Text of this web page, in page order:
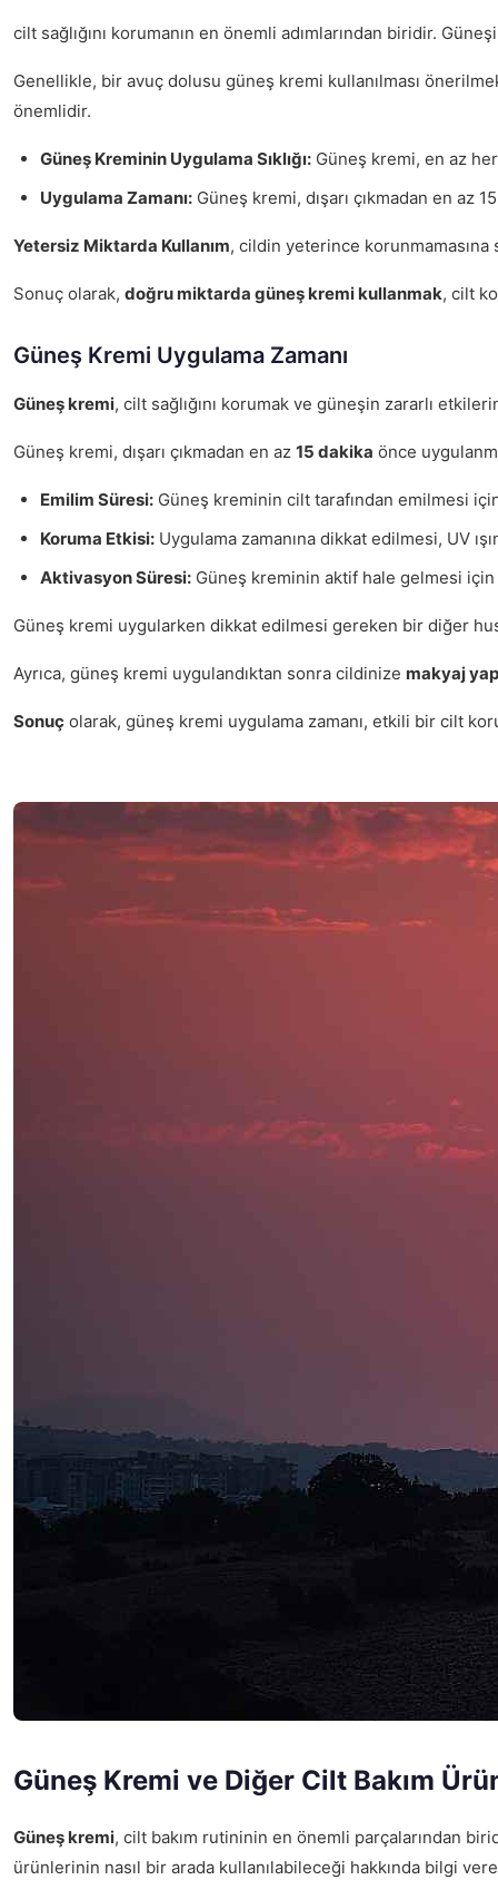
cilt sağlığını korumanın en önemli adımlarından biridir.
Genellikle, bir avuç dolusu güneş kremi kullanılması
önemlidir.
Güneş Kreminin Uygulama Sıklığı: Güneş kremi, en az
Uygulama Zamanı: Güneş kremi, dışarı çıkmadan en az
Yetersiz Miktarda Kullanım, cildin yeterince korunmamasına
Sonuç olarak, doğru miktarda güneş kremi kullanmak, cilt
Güneş Kremi Uygulama Zamanı
Güneş kremi, cilt sağlığını korumak ve güneşin zararlı
Güneş kremi, dışarı çıkmadan en az 15 dakika önce
Emilim Süresi: Güneş kreminin cilt tarafından emilmesi
Koruma Etkisi: Uygulama zamanına dikkat edilmesi, UV
Aktivasyon Süresi: Güneş kreminin aktif hale gelmesi
Güneş kremi uygularken dikkat edilmesi gereken bir diğer
Ayrıca, güneş kremi uygulandıktan sonra cildinize makyaj
Sonuç olarak, güneş kremi uygulama zamanı, etkili bir cilt
Güneş Kremi ve Diğer Cilt Bakım
Güneş kremi, cilt bakım rutininin en önemli parçalarından
ürünlerinin nasıl bir arada kullanılabileceği hakkında bilgi